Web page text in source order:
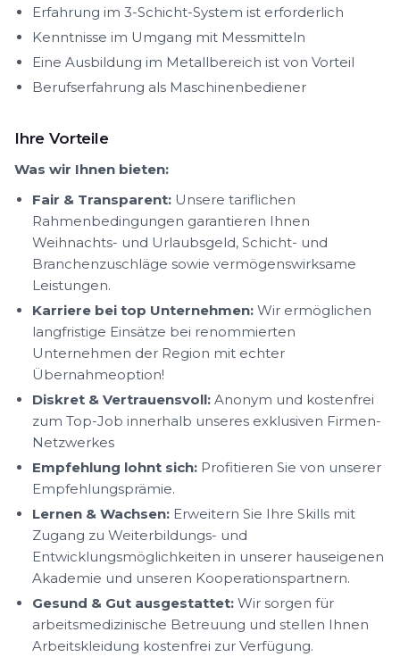
Erfahrung im 3-Schicht-System ist erforderlich
Kenntnisse im Umgang mit Messmitteln
Eine Ausbildung im Metallbereich ist von Vorteil
Berufserfahrung als Maschinenbediener
Ihre Vorteile
Was wir Ihnen bieten:
Fair & Transparent: Unsere tariflichen
Rahmenbedingungen garantieren Ihnen
Weihnachts- und Urlaubsgeld, Schicht- und
Branchenzuschläge sowie vermögenswirksame
Leistungen.
Karriere bei top Unternehmen: Wir ermöglichen
langfristige Einsätze bei renommierten
Unternehmen der Region mit echter
Übernahmeoption!
Diskret & Vertrauensvoll: Anonym und kostenfrei
zum Top-Job innerhalb unseres exklusiven Firmen-
Netzwerkes
Empfehlung lohnt sich: Profitieren Sie von unserer
Empfehlungsprämie.
Lernen & Wachsen: Erweitern Sie Ihre Skills mit
Zugang zu Weiterbildungs- und
Entwicklungsmöglichkeiten in unserer hauseigenen
Akademie und unseren Kooperationspartnern.
Gesund & Gut ausgestattet: Wir sorgen für
arbeitsmedizinische Betreuung und stellen Ihnen
Arbeitskleidung kostenfrei zur Verfügung.